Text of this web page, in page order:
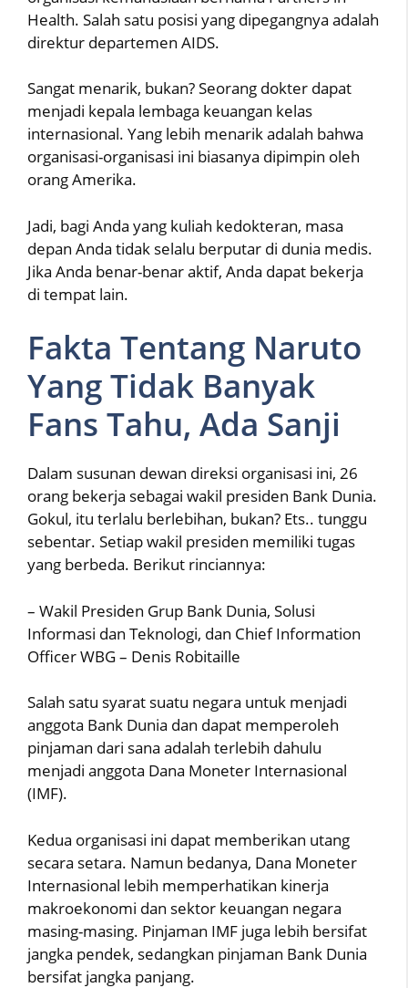
Health. Salah satu posisi yang dipegangnya adalah
direktur departemen AIDS.
Sangat menarik, bukan? Seorang dokter dapat
menjadi kepala lembaga keuangan kelas
internasional. Yang lebih menarik adalah bahwa
organisasi-organisasi ini biasanya dipimpin oleh
orang Amerika.
Jadi, bagi Anda yang kuliah kedokteran, masa
depan Anda tidak selalu berputar di dunia medis.
Jika Anda benar-benar aktif, Anda dapat bekerja
di tempat lain.
Fakta Tentang Naruto
Yang Tidak Banyak
Fans Tahu, Ada Sanji
Dalam susunan dewan direksi organisasi ini, 26
orang bekerja sebagai wakil presiden Bank Dunia.
Gokul, itu terlalu berlebihan, bukan? Ets.. tunggu
sebentar. Setiap wakil presiden memiliki tugas
yang berbeda. Berikut rinciannya:
– Wakil Presiden Grup Bank Dunia, Solusi
Informasi dan Teknologi, dan Chief Information
Officer WBG – Denis Robitaille
Salah satu syarat suatu negara untuk menjadi
anggota Bank Dunia dan dapat memperoleh
pinjaman dari sana adalah terlebih dahulu
menjadi anggota Dana Moneter Internasional
(IMF).
Kedua organisasi ini dapat memberikan utang
secara setara. Namun bedanya, Dana Moneter
Internasional lebih memperhatikan kinerja
makroekonomi dan sektor keuangan negara
masing-masing. Pinjaman IMF juga lebih bersifat
jangka pendek, sedangkan pinjaman Bank Dunia
bersifat jangka panjang.